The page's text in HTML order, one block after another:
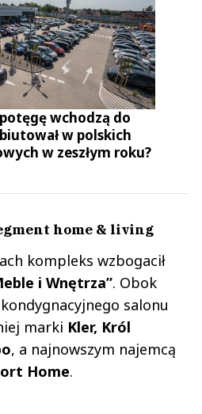
wchodzą do
w polskich
w zeszłym roku?
home & living
kompleks wzbogacił
i Wnętrza”. Obok
salonu
marki Kler, Król
, a najnowszym najemcą
Home.